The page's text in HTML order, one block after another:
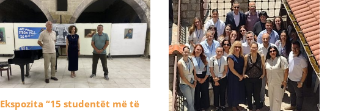
Ekspozita “15 studentët më të